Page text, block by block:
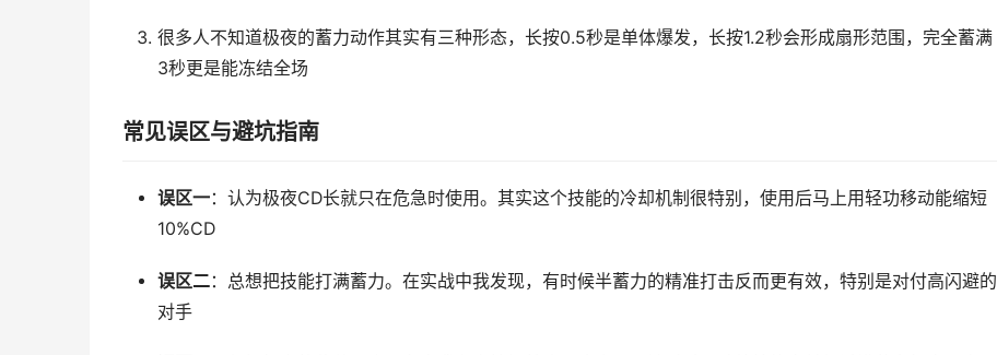
很多人不知道极夜的蓄力动作其实有三种形态，长按0.5秒是单体爆发，长按1.2秒会形成扇形范围，完全蓄满
3秒更是能冻结全场
常见误区与避坑指南
误区一：认为极夜CD长就只在危急时使用。其实这个技能的冷却机制很特别，使用后马上用轻功移动能缩短
10%CD
误区二：总想把技能打满蓄力。在实战中我发现，有时候半蓄力的精准打击反而更有效，特别是对付高闪避的
对手